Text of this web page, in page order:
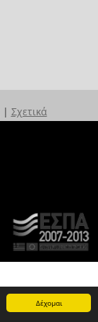
Δέχομαι
| Σχετικά